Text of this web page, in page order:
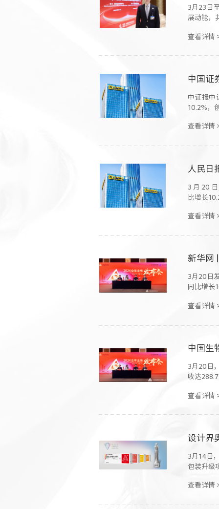
3月23日
展动能，
查看详情
中国证
中证报中
10.2%，
查看详情
人民日
3 月 20
比增长
查看详情
新华网
3月20日
同比增长
查看详情
3月20日
收达
查看详情
设计界
3月14日
包装升级
查看详情